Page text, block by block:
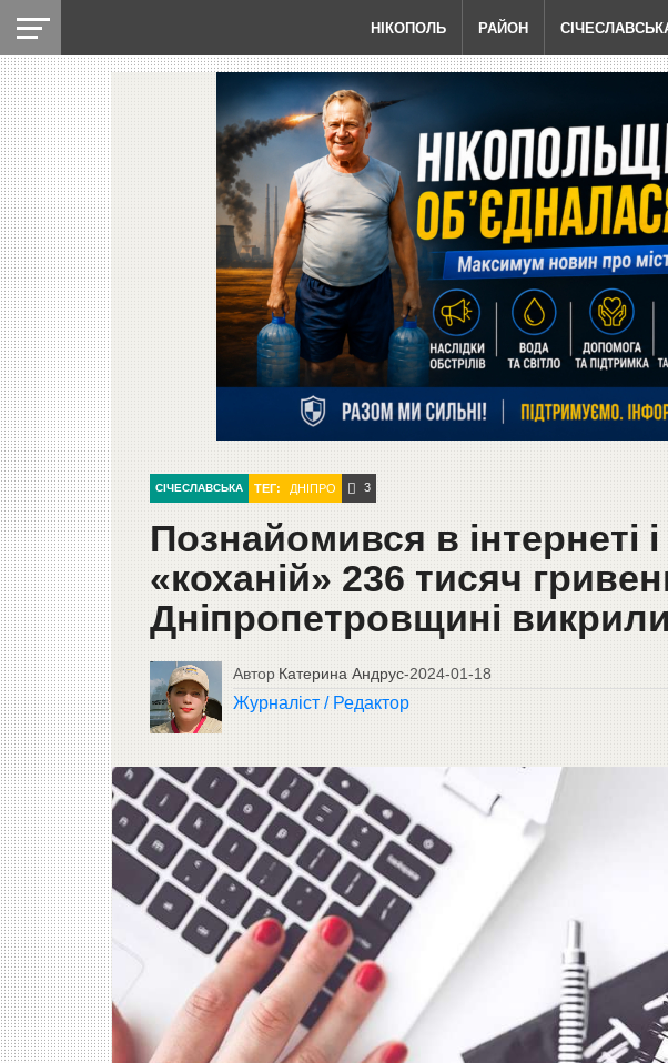
НІКОПОЛЬ РАЙОН
СІЧЕСЛАВСЬКА ТЕГ: ДНІПРО 3
Познайомився в інтернеті
«коханій» 236 тисяч
Дніпропетровщині
Автор Катерина Андрус-2024-01-18
Журналіст / Редактор